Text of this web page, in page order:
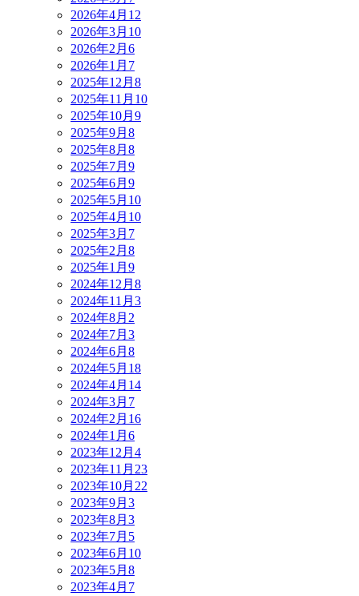
2026年4月 12
2026年3月 10
2026年2月 6
2026年1月 7
2025年12月 8
2025年11月 10
2025年10月 9
2025年9月 8
2025年8月 8
2025年7月 9
2025年6月 9
2025年5月 10
2025年4月 10
2025年3月 7
2025年2月 8
2025年1月 9
2024年12月 8
2024年11月 3
2024年8月 2
2024年7月 3
2024年6月 8
2024年5月 18
2024年4月 14
2024年3月 7
2024年2月 16
2024年1月 6
2023年12月 4
2023年11月 23
2023年10月 22
2023年9月 3
2023年8月 3
2023年7月 5
2023年6月 10
2023年5月 8
2023年4月 7